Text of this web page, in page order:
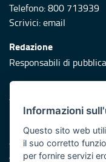
Telefono: 800 713939
Scrivici:email
Redazione
Responsabili di
Protezione civile
Vai al sito di Protezione
Iniziativa finanziata
Asse XI
Informazioni
Questo sito web
il suo corretto
per fornire servizi